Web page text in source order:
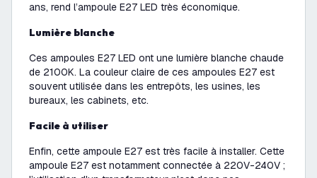
ans, rend l’ampoule E27 LED très économique.
Lumière blanche
Ces ampoules E27 LED ont une lumière blanche chaude
de 2100K. La couleur claire de ces ampoules E27 est
souvent utilisée dans les entrepôts, les usines, les
bureaux, les cabinets, etc.
Facile à utiliser
Enfin, cette ampoule E27 est très facile à installer. Cette
ampoule E27 est notamment connectée à 220V-240V ;